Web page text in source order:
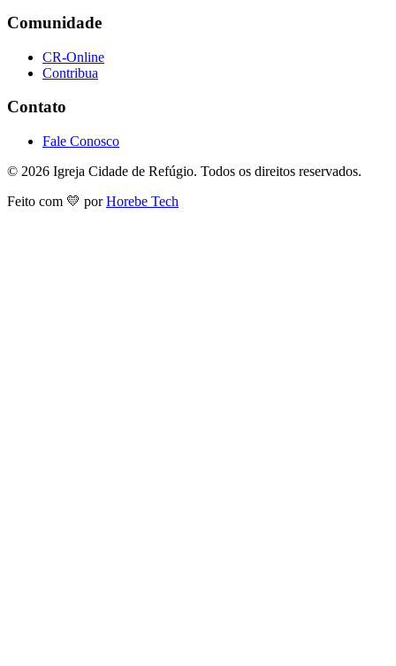
Comunidade
CR-Online
Contribua
Contato
Fale Conosco
© 2026 Igreja Cidade de Refúgio. Todos os direitos reservados.
Feito com 💛 por Horebe Tech